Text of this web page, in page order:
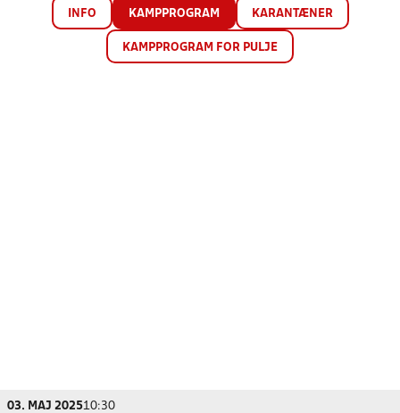
INFO KAMPPROGRAM KARANTÆNER
KAMPPROGRAM FOR PULJE
03. MAJ 202510:30